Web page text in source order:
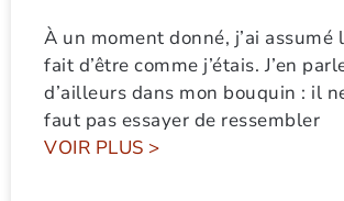
À un moment donné, j’ai assumé
fait d’être comme j’étais. J’en
d’ailleurs dans mon bouquin : il
faut pas essayer de ressembler
VOIR PLUS >